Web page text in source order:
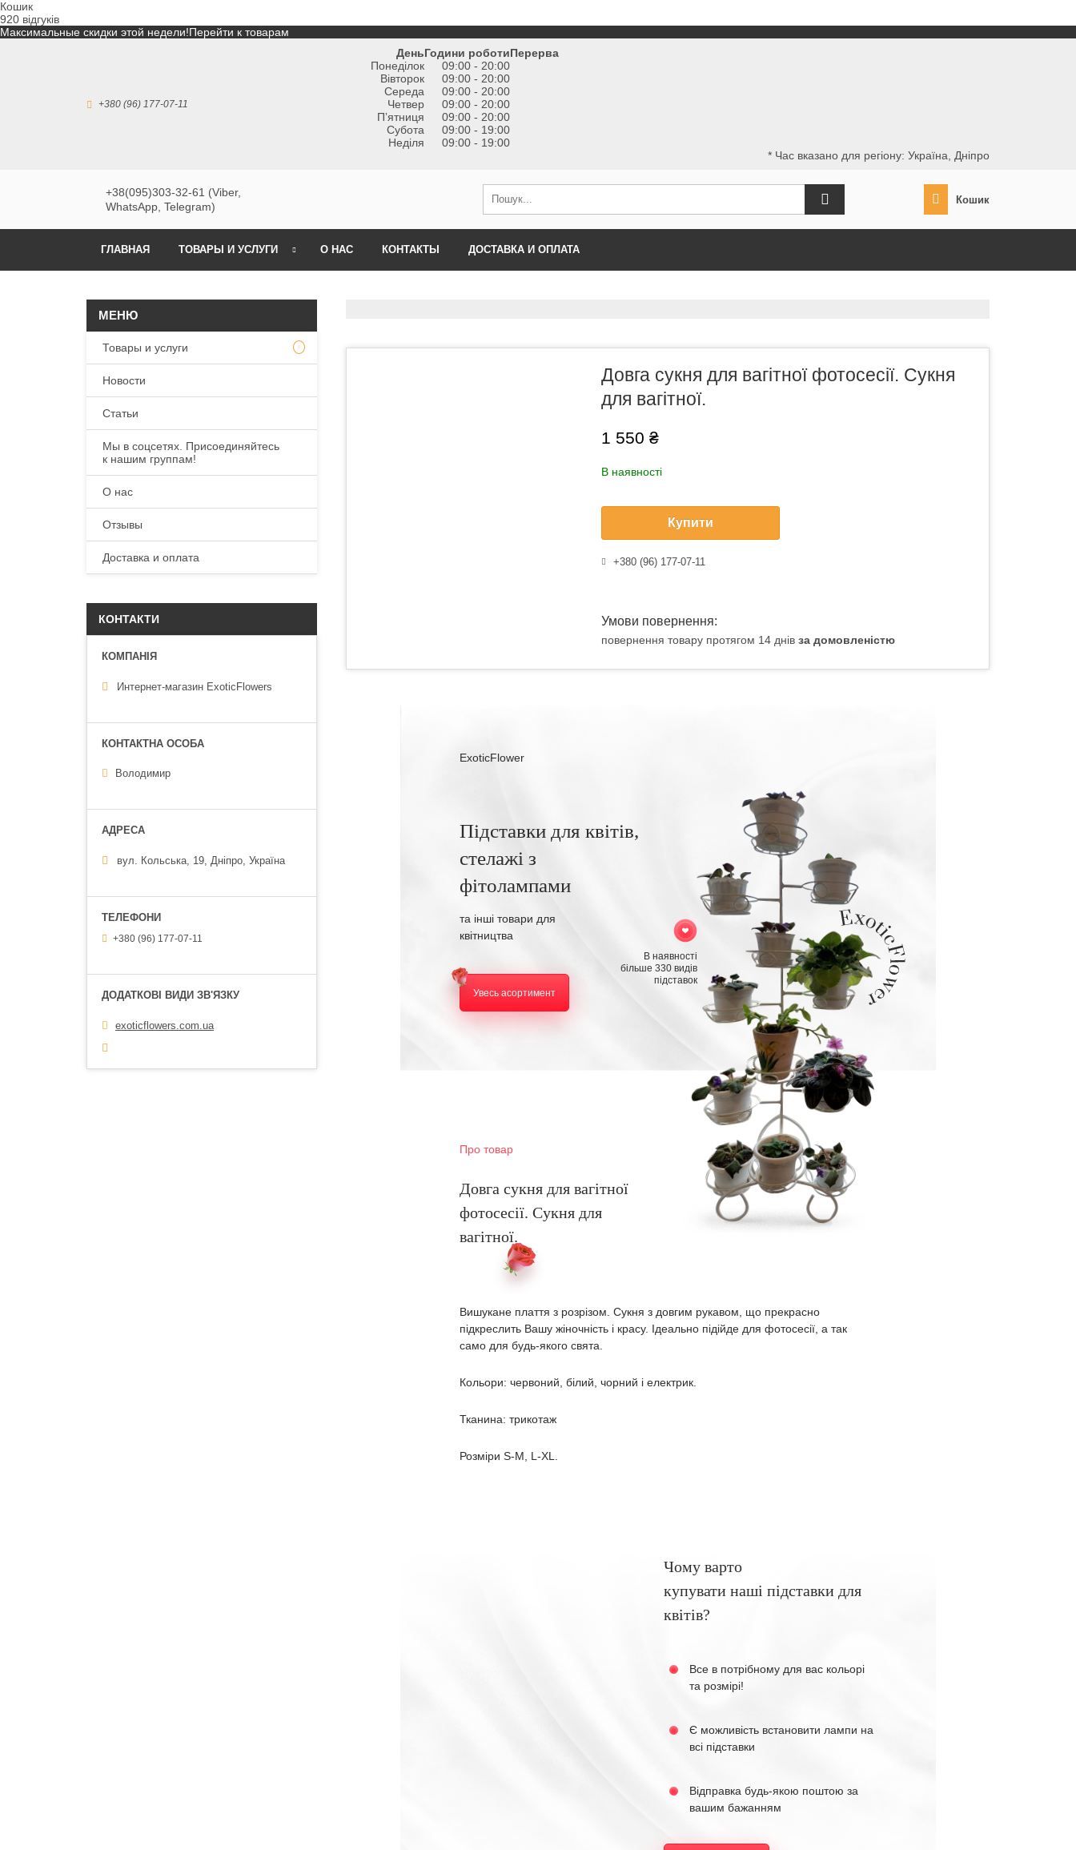
Кошик
920 відгуків
Максимальные скидки этой недели!Перейти к товарам
+380 (96) 177-07-11
ДеньГодини роботиПерерва
Понеділок
09:00 - 20:00
Вівторок
09:00 - 20:00
Середа
09:00 - 20:00
Четвер
09:00 - 20:00
Пʼятниця
09:00 - 20:00
Субота
09:00 - 19:00
Неділя
09:00 - 19:00
* Час вказано для регіону: Україна, Дніпро
+38(095)303-32-61 (Viber,
WhatsApp, Telegram)
Кошик
ГЛАВНАЯ ТОВАРЫ И УСЛУГИ О НАС КОНТАКТЫ ДОСТАВКА И ОПЛАТА
Довга сукня для вагітної фотосесії. Сукня
для вагітної.
1 550 ₴
В наявності
Купити
+380 (96) 177-07-11
повернення товару протягом 14 днів за домовленістю
ExoticFlower
Підставки для квітів,
стелажі з
фітолампами
та інші товари для
квітництва
Увесь асортимент
В наявності
більше 330 видів
підставок
Про товар
Довга сукня для вагітної
фотосесії. Сукня для
вагітної.
Вишукане плаття з розрізом. Сукня з довгим рукавом, що прекрасно
підкреслить Вашу жіночність і красу. Ідеально підійде для фотосесії, а так
само для будь-якого свята.
Кольори: червоний, білий, чорний і електрик.
Тканина: трикотаж
Розміри S-M, L-XL.
Чому варто
купувати наші підставки для
квітів?
Все в потрібному для вас кольорі
та розмірі!
Є можливість встановити лампи на
всі підставки
Відправка будь-якою поштою за
вашим бажанням
Товары и услуги
Новости
Статьи
Мы в соцсетях. Присоединяйтесь
к нашим группам!
О нас
Отзывы
Доставка и оплата
КОНТАКТИ
Интернет-магазин ExoticFlowers
Володимир
вул. Кольська, 19, Дніпро, Україна
+380 (96) 177-07-11
exoticflowers.com.ua